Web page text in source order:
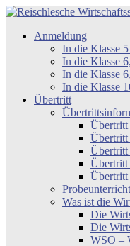
Zum
springen
Reischlesche
Wirtschaftsschule
Anmeldung
In die Klasse
In die Klasse
In die Klasse
In die Klasse
Übertritt
Übertritt
Übertritt
Übertritt
Übertritt
Übertritt
Probeunterricht
Was ist die
Die
Die
WSO –